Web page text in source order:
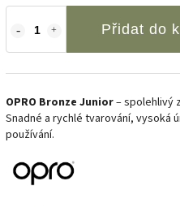
Přidat do
OPRO Bronze Junior– spolehlivý
Snadné a rychlé tvarování, vysoká
používání.